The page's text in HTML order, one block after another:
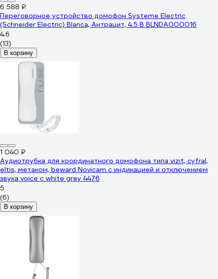
6 588 ₽
Переговорное устройство домофон Systeme Electric
(Schneider Electric) Blanca, Антрацит, 4.5 В BLNDA000016
4.6
(13)
В корзину
1 040 ₽
Аудиотрубка для координатного домофона типа vizit, cyfral,
eltis, метаком, beward Novicam с индикацией и отключением
звука voice c white grey 4476
5
(6)
В корзину